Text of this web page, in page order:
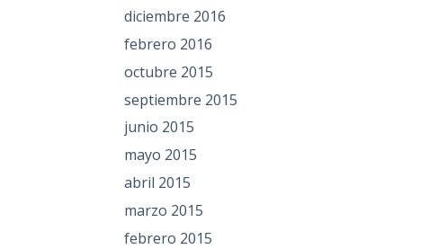
diciembre 2016
febrero 2016
octubre 2015
septiembre 2015
junio 2015
mayo 2015
abril 2015
marzo 2015
febrero 2015